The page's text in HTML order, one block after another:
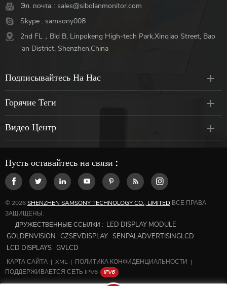
Эл. почта : sales@sibolanmonitor.com
Skype : samsony008
2nd FL，Bld B, Linpokeng High-tech Park,Xinqiao Street, Bao
'an District, Shenzhen,China
Подписывайтесь На Нас
Горячие Теги
Видео Центр
Пусть оставайтесь на связи :
© 2026SHENZHEN SAMSONY TECHNOLOGY CO., LIMITED ВСЕ ПРАВА
ЗАЩИЩЕНЫ.
ДРУЖЕСТВЕННЫЕ ССЫЛКИ : LED DISPLAY MODULE
GOLDENVISION GZSEVDISPLAY SENPALADVERTISINGLCD
LCD DISPLAYS GVLCD
КАРТА САЙТА | XML | ПОЛИТИКА КОНФИДЕНЦИАЛЬНОСТИ |
ПОДДЕРЖИВАЕТСЯ СЕТЬ IPV6